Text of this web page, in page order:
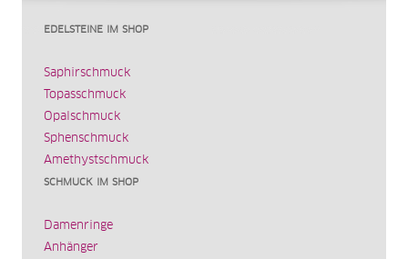
EDELSTEINE IM SHOP
Saphirschmuck
Topasschmuck
Opalschmuck
Sphenschmuck
Amethystschmuck
SCHMUCK IM SHOP
Damenringe
Anhänger